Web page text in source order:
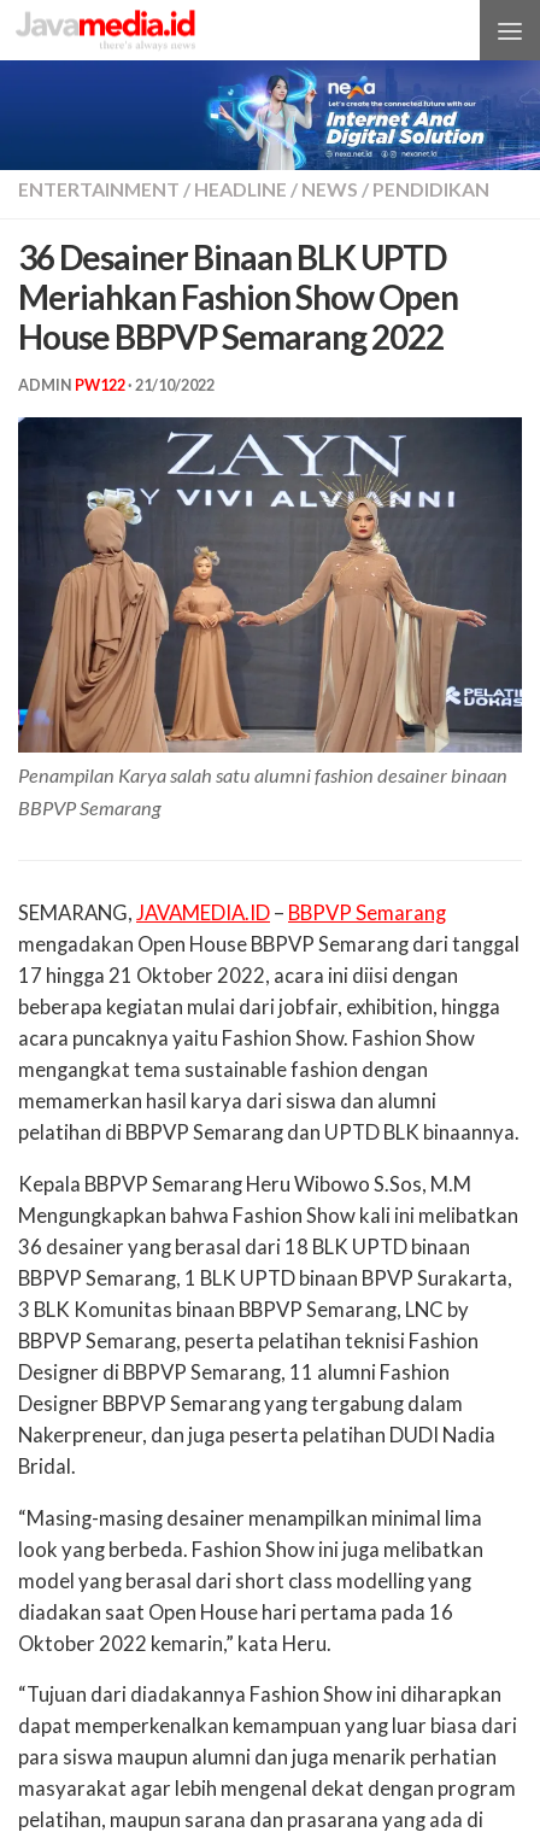
Skip to content
ENTERTAINMENT / HEADLINE / NEWS / PENDIDIKAN
36 Desainer Binaan BLK UPTD
Meriahkan Fashion Show Open
House BBPVP Semarang 2022
ADMIN PW122· 21/10/2022
Penampilan Karya salah satu alumni fashion desainer binaan
BBPVP Semarang
SEMARANG, JAVAMEDIA.ID – BBPVP Semarang
mengadakan Open House BBPVP Semarang dari tanggal
17 hingga 21 Oktober 2022, acara ini diisi dengan
beberapa kegiatan mulai dari jobfair, exhibition, hingga
acara puncaknya yaitu Fashion Show. Fashion Show
mengangkat tema sustainable fashion dengan
memamerkan hasil karya dari siswa dan alumni
pelatihan di BBPVP Semarang dan UPTD BLK binaannya.
Kepala BBPVP Semarang Heru Wibowo S.Sos, M.M
Mengungkapkan bahwa Fashion Show kali ini melibatkan
36 desainer yang berasal dari 18 BLK UPTD binaan
BBPVP Semarang, 1 BLK UPTD binaan BPVP Surakarta,
3 BLK Komunitas binaan BBPVP Semarang, LNC by
BBPVP Semarang, peserta pelatihan teknisi Fashion
Designer di BBPVP Semarang, 11 alumni Fashion
Designer BBPVP Semarang yang tergabung dalam
Nakerpreneur, dan juga peserta pelatihan DUDI Nadia
Bridal.
“Masing-masing desainer menampilkan minimal lima
look yang berbeda. Fashion Show ini juga melibatkan
model yang berasal dari short class modellingyang
diadakan saat Open House hari pertama pada 16
Oktober 2022 kemarin,” kata Heru.
“Tujuan dari diadakannya Fashion Show ini diharapkan
dapat memperkenalkan kemampuan yang luar biasa dari
para siswa maupun alumni dan juga menarik perhatian
masyarakat agar lebih mengenal dekat dengan program
pelatihan, maupun sarana dan prasarana yang ada di